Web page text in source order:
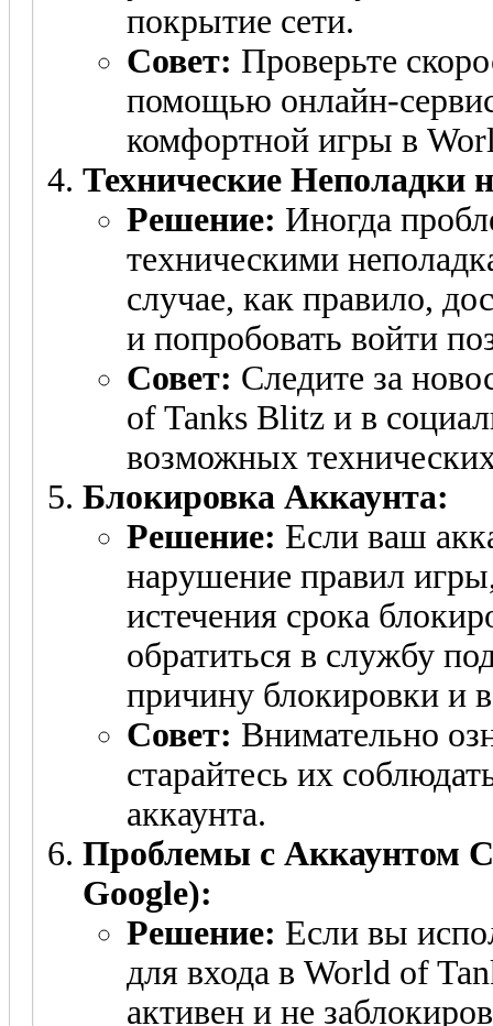
покрытие сети.
Совет: Проверьте
помощью онлайн-
комфортной игры в
Технические Неполадки
Решение: Иногда
техническими
случае, как правило,
и попробовать войти
Совет: Следите за
of Tanks Blitz и в
возможных
Блокировка Аккаунта:
Решение: Если ваш
нарушение правил
истечения срока
обратиться в службу
причину блокировки и
Совет: Внимательно
старайтесь их
аккаунта.
Проблемы с Аккаунтом
Google):
Решение: Если вы
для входа в World of
активен и не